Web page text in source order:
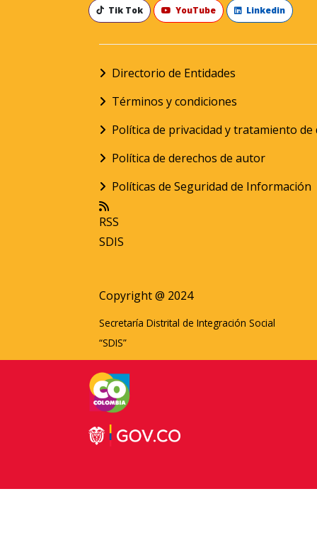
Tik Tok YouTube Linkedin
Directorio de Entidades
Términos y condiciones
Política de privacidad y tratamiento
Política de derechos de autor
Políticas de Seguridad de Información
RSS
SDIS
Copyright @ 2024
Secretaría Distrital de Integración Social
“SDIS”